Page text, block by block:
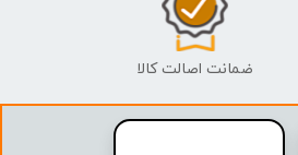
ضمانت اصالت کالا